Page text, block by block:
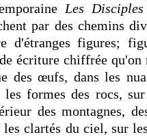
Les
par des chemins
d'étranges figures;
écriture chiffrée
des œufs, dans les
les formes des rocs,
des montagnes,
les clartés du ciel, sur